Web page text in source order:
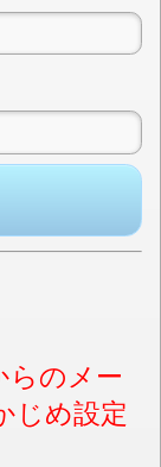
のメー
じめ設定